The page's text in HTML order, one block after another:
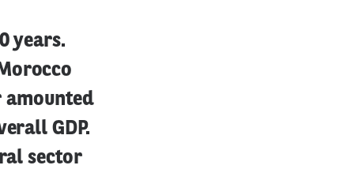
years.
amounted
GDP.
sector